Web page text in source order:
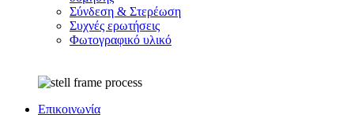
Σύνδεση & Στερέωση
Συχνές ερωτήσεις
Φωτογραφικό υλικό
Επικοινωνία